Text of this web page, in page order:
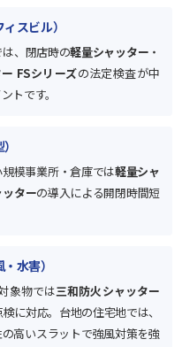
スビル）
、閉店時の軽量シャッター ・
FSシリーズの法定検査が中
トです。
模事業所・倉庫では軽量シャ
ターの導入による開閉時間短
水害）
象物では三和防火シャッター
に対応。台地の住宅地では、
高いスラットで強風対策を強